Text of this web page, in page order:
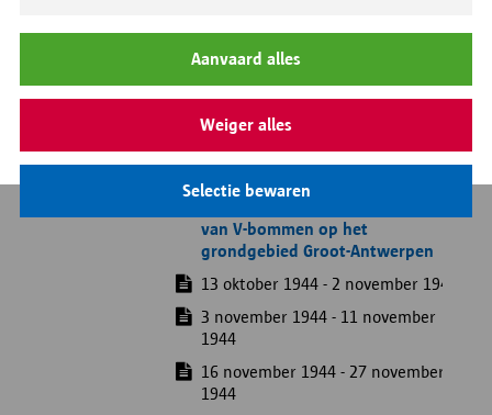
Dossiers aangifte schade aan
Beschieting
van V-bommen op het
grondgebied Groot-Antwerpen
13 oktober 1944 - 2 november 1944
3 november 1944 - 11 november
1944
16 november 1944 - 27 november
1944
Aanvaard alles
Weiger alles
Selectie bewaren